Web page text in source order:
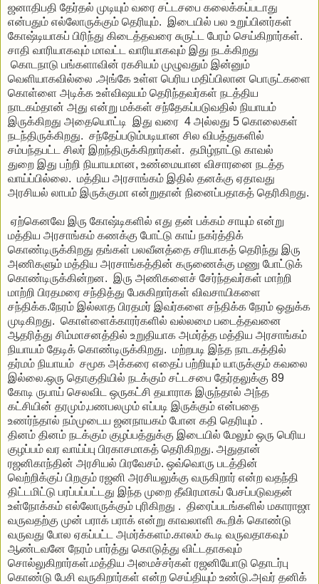
ஜனாதிபதி தேர்தல் முடியும் வரை சட்டசபை கலைக்கப்படாது
என்பதும் எல்லோருக்கும் தெரியும். இடையில் பல உறுப்பினர்கள்
கோஷ்டியாகப் பிரிந்து கிடைத்தவரை சுருட்ட பேரம் செய்கிறார்கள்.
சாதி வாரியாகவும் மாவட்ட வாரியாகவும் இது நடக்கிறது
கொடநாடு பங்களாவின் ரகசியம் முழுவதும் இன்னும்
வெளியாகவில்லை .அங்கே உள்ள பெரிய மதிப்பிலான பொருட்களை
கொள்ளை அடிக்க உள்விஷயம் தெரிந்தவர்கள் நடத்திய
நாடகம்தான் அது என்று மக்கள் சந்தேகப்படுவதில் நியாயம்
இருக்கிறது அதையொட்டி இது வரை 4 அல்லது 5 கொலைகள்
நடந்திருக்கிறது. சந்தேப்படும்படியான சில விபத்துகளில்
சம்பந்தபட்ட
சிலர் இறந்திருக்கிறார்கள். தமிழ்நாட்டு காவல்
துறை இது பற்றி நியாயமான, உண்மையான விசாரனை நடத்த
வாய்ப்பில்லை. மத்திய அரசாங்கம் இதில் தனக்கு ஏதாவது
அரசியல் லாபம் இருக்குமா என்றுதான் நினைப்பதாகத் தெரிகிறது.
ஏற்கெனவே இரு கோஷ்டிகளில் எது தன் பக்கம் சாயும் என்று
மத்திய அரசாங்கம் கணக்கு போட்டு காய் நகர்த்திக்
கொண்டிருக்கிறது தங்கள் பலவீனத்தை சரியாகத் தெரிந்து இரு
அணிகளும் மத்திய அரசாங்கத்தின் கருணைக்கு மணு போட்டுக்
கொண்டிருக்கின்றன. இரு அணிகளைச் சேர்ந்தவர்கள் மாற்றி
மாற்றி பிரதமரை சந்தித்து பேசுகிறார்கள் விவசாயிகளை
சந்திக்க.நேரம் இல்லாத பிரதமர் இவர்களை சந்திக்க நேரம் ஒதுக்க
முடிகிறது. கொள்ளைக்காரர்களில் வல்லமை படைத்தவனை
ஆதரித்து சிம்மாசனத்தில் உறுதியாக அமர்த்த மத்திய அரசாங்கம்
நியாயம் தேடிக் கொண்டிருக்கிறது. மற்றபடி இந்த நாடகத்தில்
தர்மம் நியாயம் சமூக அக்கரை எதைப் பற்றியும் யாருக்கும் கவலை
இல்லை.ஒரு தொகுதியில் நடக்கும் சட்டசபை தேர்தலுக்கு 89
கோடி ருபாய் செலவிட ஒருகட்சி தயாராக இருந்தால் அந்த
கட்சியின் தரமும்,பணபலமும் எப்படி இருக்கும் என்பதை
உணர்ந்தால் நம்முடைய ஜனநாயகம் போன கதி தெரியும் .
தினம் தினம் நடக்கும் குழப்பத்துக்கு இடையில் மேலும் ஒரு பெரிய
குழப்பம் வர வாய்ப்பு பிரகாசமாகத் தெரிகிறது. அதுதான்
ரஜனிகாந்தின் அரசியல் பிரவேசம். ஒவ்வொரு படத்தின்
வெற்றிக்குப் பிறகும் ரஜனி அரசியலுக்கு வருகிறார் என்ற வதந்தி
திட்டமிட்டு பரப்பப்பட்டது இந்த முறை தீவிரமாகப் பேசப்படுவதன்
உள்நோக்கம் எல்லோருக்கும் புரிகிறது . திரைப்படங்களில் மகாராஜா
வருவதற்கு முன் பராக் பராக் என்று காவலாளி கூறிக் கொண்டு
வருவது போல ஏகப்பட்ட அமர்க்களம்.காலம் கூடி வருவதாகவும்
ஆண்டவனே நேரம் பார்த்து கொடுத்து விட்டதாகவும்
சொல்லுகிறார்கள்.மத்திய அமைச்சர்கள் ரஜனியோடு தொடர்பு
கொண்டு பேசி வருகிறார்கள் என்ற செய்தியும் உண்டு.அவர் தனிக்